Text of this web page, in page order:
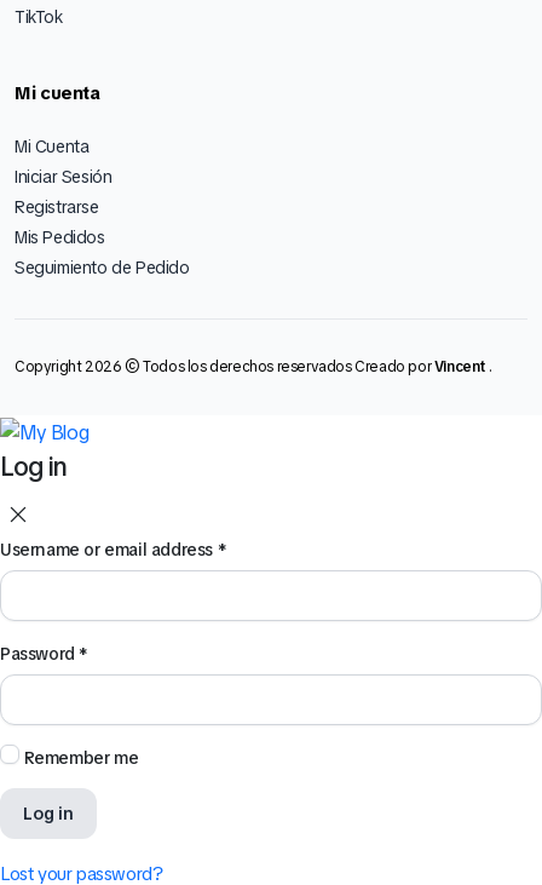
TikTok
Mi cuenta
Mi Cuenta
Iniciar Sesión
Registrarse
Mis Pedidos
Seguimiento de Pedido
Copyright 2026 © Todos los derechos reservados Creado porVincent .
Log in
Username or email address *
Password *
Remember me
Log in
Lost your password?